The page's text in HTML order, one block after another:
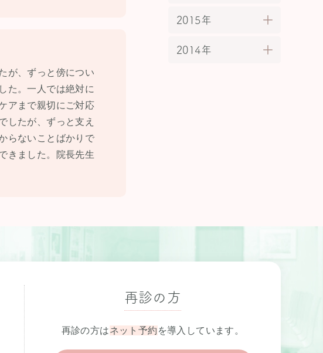
が、ずっと傍につい
た。一人では絶対に
アまで親切にご対応
したが、ずっと支え
らないことばかりで
きました。院長先生
2015年
2014年
再診の方
再診の方はネット予約 を導入しています。